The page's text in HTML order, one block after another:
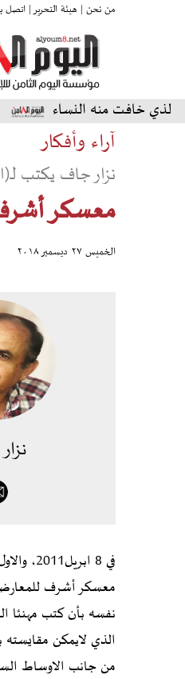
من نحن | هيئة التحرير | اتصل
منه النساء
آراء وأفكار
نزار جاف يكتب
معسكر أشرف
الخميس ٢٧ ديسمبر ٢٠١٨
معسكر أشرف
الذي لايمكن
من جانب الاوساط